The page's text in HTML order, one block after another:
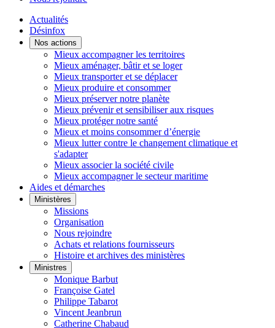
Actualités
Désinfox
Nos actions
Mieux accompagner les territoires
Mieux aménager, bâtir et se loger
Mieux transporter et se déplacer
Mieux produire et consommer
Mieux préserver notre planète
Mieux prévenir et sensibiliser aux risques
Mieux protéger notre santé
Mieux et moins consommer d’énergie
Mieux lutter contre le changement climatique et
s'adapter
Mieux associer la société civile
Mieux accompagner le secteur maritime
Aides et démarches
Ministères
Missions
Organisation
Nous rejoindre
Achats et relations fournisseurs
Histoire et archives des ministères
Ministres
Monique Barbut
Françoise Gatel
Philippe Tabarot
Vincent Jeanbrun
Catherine Chabaud